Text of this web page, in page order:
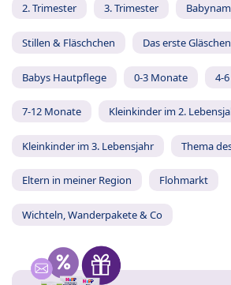
2. Trimester 3. Trimester
Stillen & Fläschchen Das erste Gläschen
Babys Hautpflege 0-3 Monate 4-
7-12 Monate Kleinkinder im 2.
Kleinkinder im 3. Lebensjahr Thema
Eltern in meiner Region Flohmarkt
Wichteln, Wanderpakete & Co